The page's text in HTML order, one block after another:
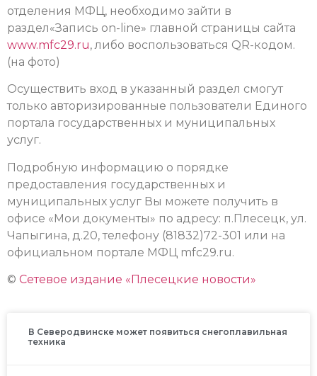
отделения МФЦ, необходимо зайти в
раздел«Запись on-line» главной страницы сайта
www.mfc29.ru, либо воспользоваться QR-кодом.
(на фото)
Осуществить вход в указанный раздел смогут
только авторизированные пользователи Единого
портала государственных и муниципальных
услуг.
Подробную информацию о порядке
предоставления государственных и
муниципальных услуг Вы можете получить в
офисе «Мои документы» по адресу: п.Плесецк, ул.
Чапыгина, д.20, телефону (81832)72-301 или на
официальном портале МФЦ mfc29.ru.
© Сетевое издание «Плесецкие новости»
В Северодвинске может появиться снегоплавильная
техника